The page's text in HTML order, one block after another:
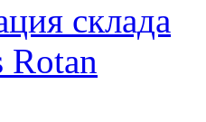
склада
Rotan